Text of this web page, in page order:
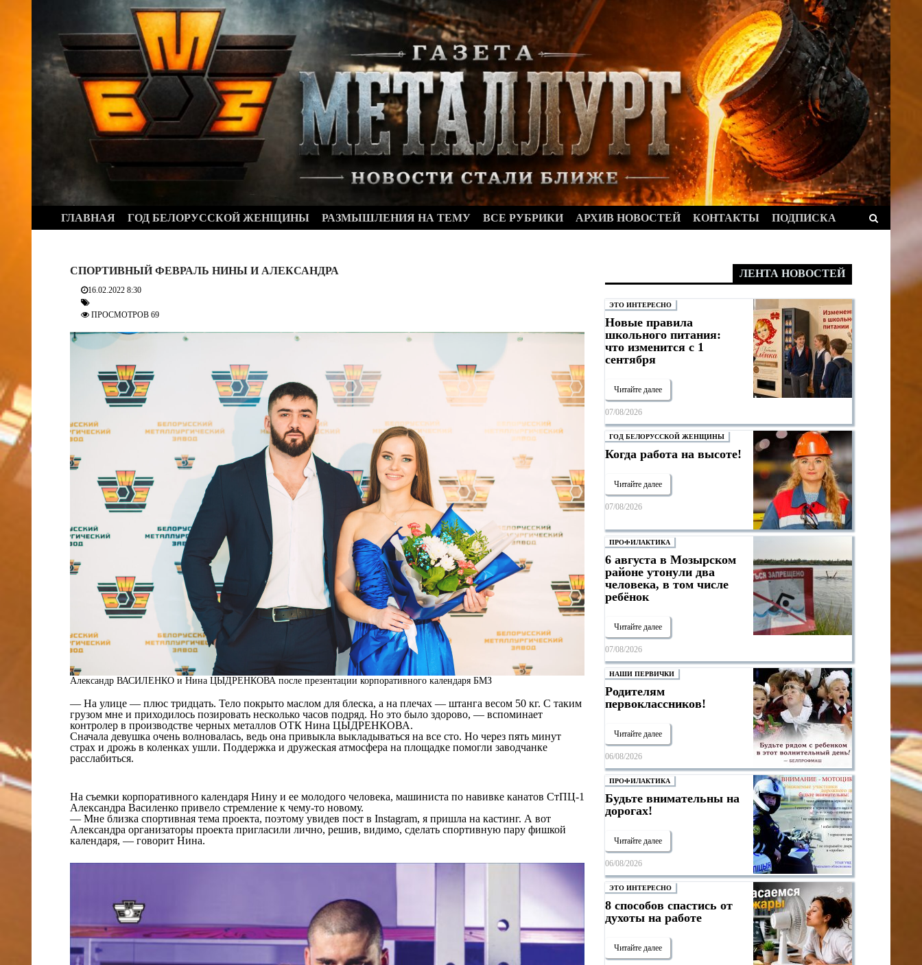
ГЛАВНАЯ ГОД БЕЛОРУССКОЙ ЖЕНЩИНЫ РАЗМЫШЛЕНИЯ НА ТЕМУ ВСЕ РУБРИКИ АРХИВ НОВОСТЕЙ КОНТАКТЫ ПОДПИСКА
СПОРТИВНЫЙ ФЕВРАЛЬ НИНЫ И АЛЕКСАНДРА
16.02.2022 8:30
ПРОСМОТРОВ 69
Александр ВАСИЛЕНКО и Нина ЦЫДРЕНКОВА после презентации корпоративного календаря БМЗ
— На улице — плюс тридцать. Тело покрыто маслом для блеска, а на плечах — штанга весом 50 кг. С таким
грузом мне и приходилось позировать несколько часов подряд. Но это было здорово, — вспоминает
контролер в производстве черных металлов ОТК Нина ЦЫДРЕНКОВА.
Сначала девушка очень волновалась, ведь она привыкла выкладываться на все сто. Но через пять минут
страх и дрожь в коленках ушли. Поддержка и дружеская атмосфера на площадке помогли заводчанке
расслабиться.
На съемки корпоративного календаря Нину и ее молодого человека, машиниста по навивке канатов СтПЦ-1
Александра Василенко привело стремление к чему-то новому.
— Мне близка спортивная тема проекта, поэтому увидев пост в Instagram, я пришла на кастинг. А вот
Александра организаторы проекта пригласили лично, решив, видимо, сделать спортивную пару фишкой
календаря, — говорит Нина.
ЛЕНТА НОВОСТЕЙ
ЭТО ИНТЕРЕСНО
Новые правила
школьного питания:
что изменится с 1
сентября
Читайте далее
07/08/2026
ГОД БЕЛОРУССКОЙ ЖЕНЩИНЫ
Когда работа на высоте!
Читайте далее
07/08/2026
ПРОФИЛАКТИКА
6 августа в Мозырском
районе утонули два
человека, в том числе
ребёнок
Читайте далее
07/08/2026
НАШИ ПЕРВИЧКИ
Родителям
первоклассников!
Читайте далее
06/08/2026
ПРОФИЛАКТИКА
Будьте внимательны на
дорогах!
Читайте далее
06/08/2026
ЭТО ИНТЕРЕСНО
8 способов спастись от
духоты на работе
Читайте далее